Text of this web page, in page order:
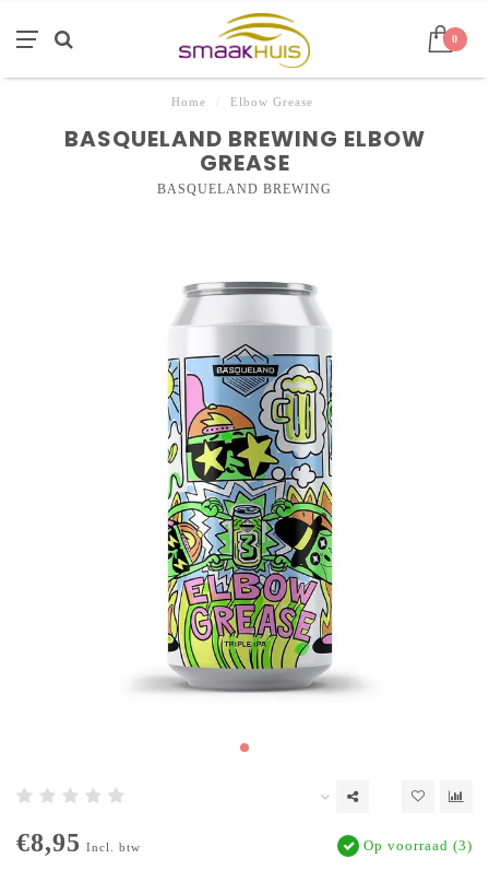
0
Home Elbow Grease
BASQUELAND BREWING ELBOW
GREASE
BASQUELAND BREWING
€8,95 Incl. btw Op voorraad (3)